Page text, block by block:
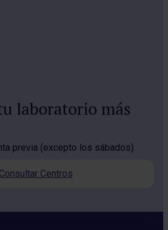
laboratorio más
previa (excepto los sábados).
Consultar Centros